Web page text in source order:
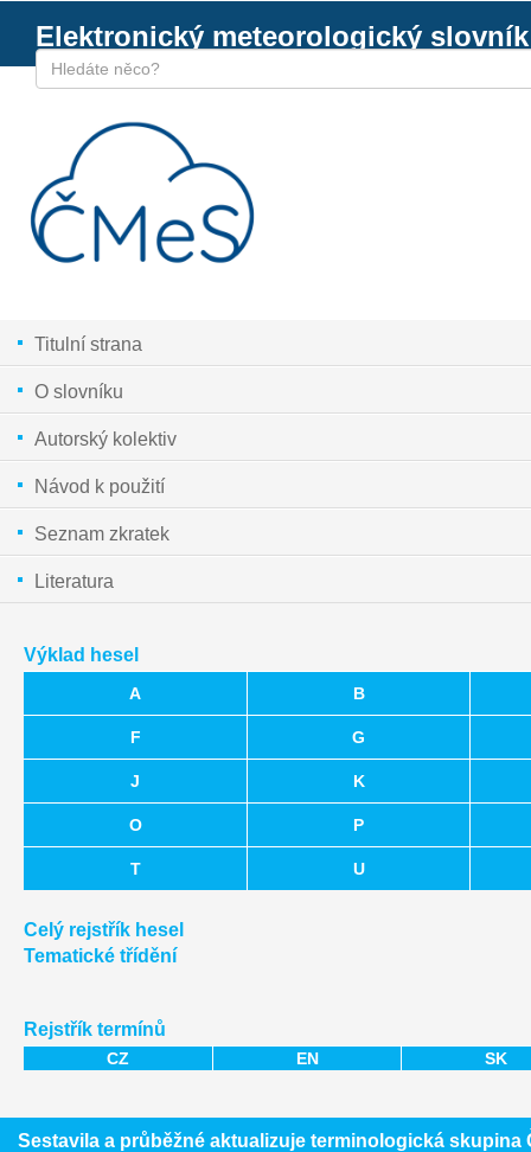
Elektronický meteorologický slovník
Titulní strana
O slovníku
Autorský kolektiv
Návod k použití
Seznam zkratek
Literatura
Výklad hesel
A B
F G
J K
O P
T U
Celý rejstřík hesel
Tematické třídění
Rejstřík termínů
CZ EN SK
Sestavila a průběžné aktualizuje terminologická